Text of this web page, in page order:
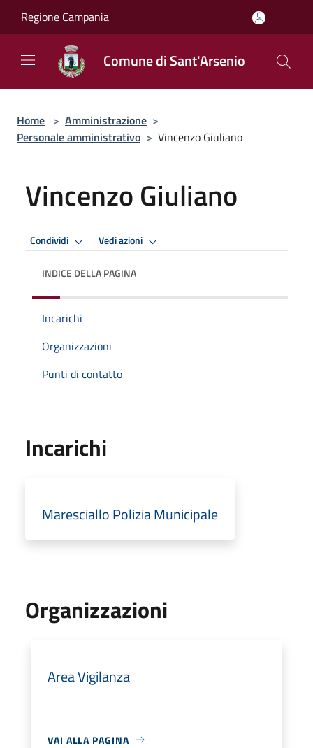
Regione Campania
Comune di Sant'Arsenio
Home > Amministrazione >
Personale amministrativo > Vincenzo Giuliano
Vincenzo Giuliano
Condividi Vedi azioni
INDICE DELLA PAGINA
Incarichi
Organizzazioni
Punti di contatto
Incarichi
Maresciallo Polizia Municipale
Organizzazioni
Area Vigilanza
VAI ALLA PAGINA